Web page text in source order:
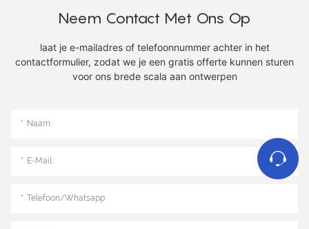
Neem Contact Met Ons Op
laat je e-mailadres of telefoonnummer achter in het
contactformulier, zodat we je een gratis offerte kunnen sturen
voor ons brede scala aan ontwerpen
Naam
E-Mail
Telefoon/whatsapp